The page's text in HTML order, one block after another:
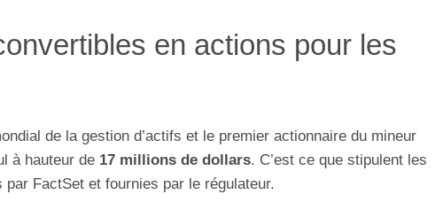
en actions pour les
de la gestion d’actifs et le premier actionnaire du mineur
à hauteur de 17 millions de dollars. C’est ce que stipulent les
par FactSet et fournies par le régulateur.